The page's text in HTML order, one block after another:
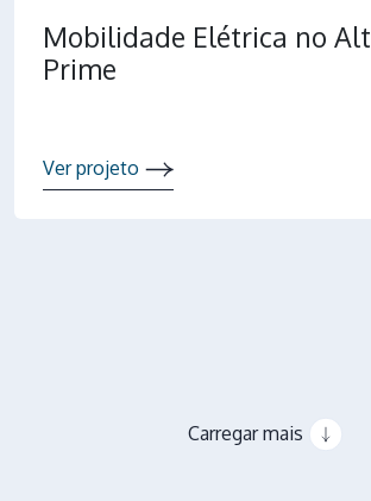
Mobilidade Elétrica no
Prime
Ver projeto
Carregar mais